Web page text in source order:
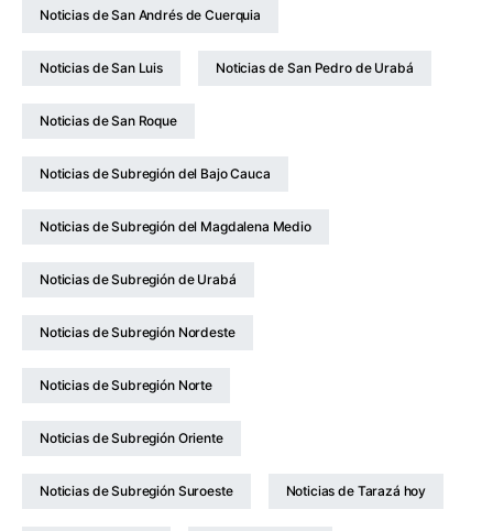
Noticias de San Andrés de Cuerquia
Noticias de San Luis Noticias de San Pedro de Urabá
Noticias de San Roque
Noticias de Subregión del Bajo Cauca
Noticias de Subregión del Magdalena Medio
Noticias de Subregión de Urabá
Noticias de Subregión Nordeste
Noticias de Subregión Norte
Noticias de Subregión Oriente
Noticias de Subregión Suroeste Noticias de Tarazá hoy